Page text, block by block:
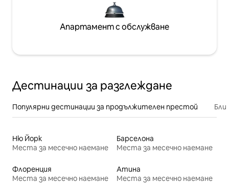
Апартамент с обслужване
Дестинации за разглеждане
Популярни дестинации за продължителен престой
Ню Йорк
Места за месечно наемане
Барселона
Места за месечно наемане
Флоренция
Места за месечно наемане
Атина
Места за месечно наемане